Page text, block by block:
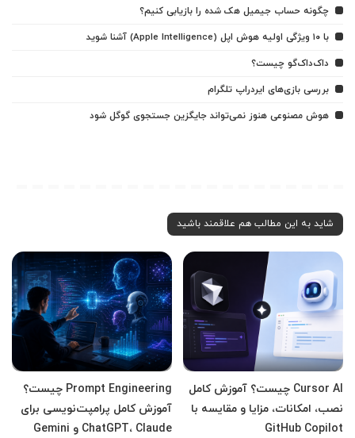
چگونه حساب جیمیل هک شده را بازیابی کنیم؟
با ۱۰ ویژگی اولیه هوش اپل (Apple Intelligence) آشنا شوید
داک‌داک‌گو چیست؟
بررسی بازی‌های ایردراپ تلگرام
هوش مصنوعی هنوز نمی‌تواند جایگزین جستجوی گوگل شود
شاید به این مطالب هم علاقمند باشید
Cursor AI چیست؟ آموزش کامل
نصب، امکانات، مزایا و مقایسه با
GitHub Copilot
Prompt Engineering چیست؟
آموزش کامل پرامپت‌نویسی برای
ChatGPT، Claude و Gemini